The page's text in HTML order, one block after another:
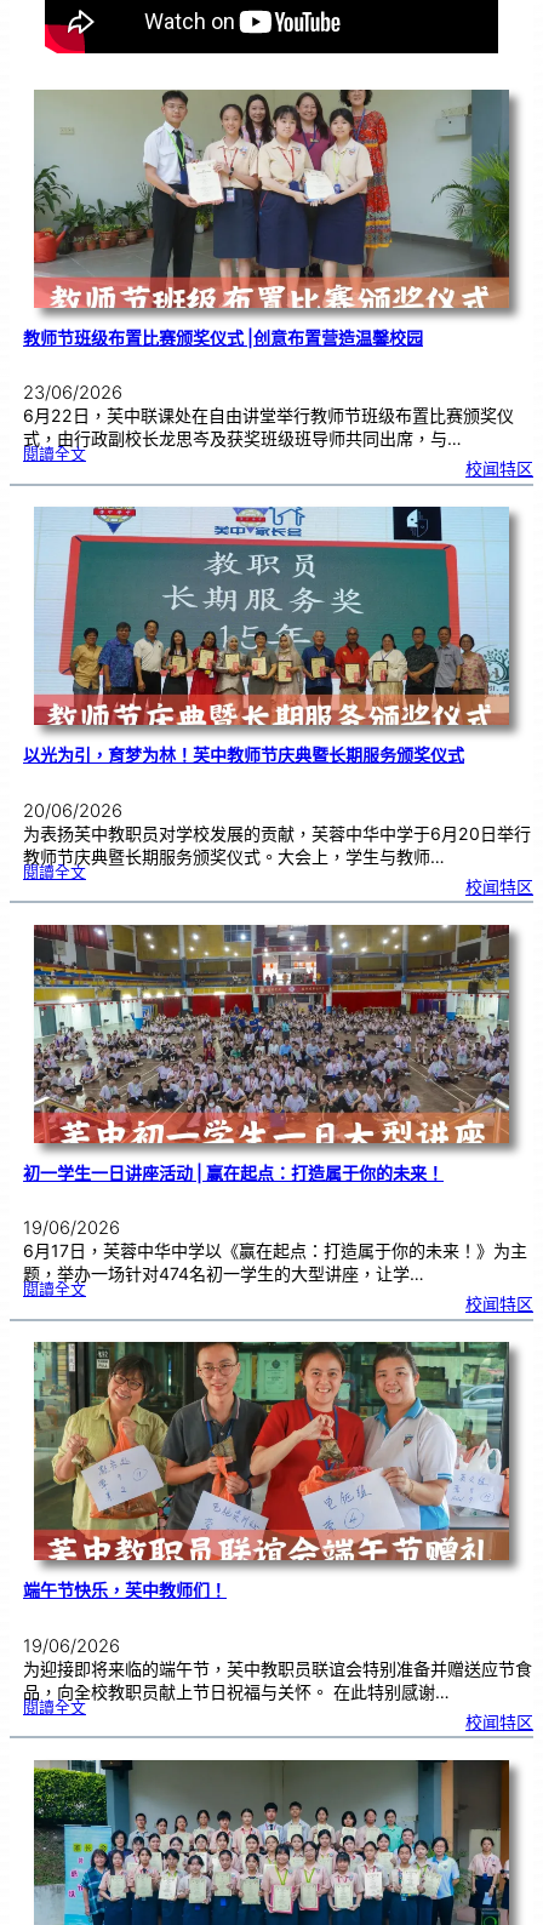
教师节班级布置比赛颁奖仪式 |创意布置营造温馨校园
23/06/2026
6月22日，芙中联课处在自由讲堂举行教师节班级布置比赛颁奖仪
式，由行政副校长龙思岑及获奖班级班导师共同出席，与…
閱讀全文:教
班
布
置
比
颁
奖
温
馨
校
园
校闻特区
以光为引，育梦为林！芙中教师节庆典暨长期服务颁奖仪式
20/06/2026
为表扬芙中教职员对学校发展的贡献，芙蓉中华中学于6月20日举行
教师节庆典暨长期服务颁奖仪式。大会上，学生与教师…
閱讀全文:以
引
育
梦
为
林
芙
中
教
师
节
庆
典
暨
长
期
服
务
颁
奖
仪
式
校闻特区
初一学生一日讲座活动 | 赢在起点：打造属于你的未来！
19/06/2026
6月17日，芙蓉中华中学以《赢在起点：打造属于你的未来！》为主
题，举办一场针对474名初一学生的大型讲座，让学…
閱讀全文:初
生
日
讲
座
活
动
赢
在
起
点
：
打
造
属
于
你
的
未
来
！
校闻特区
端午节快乐，芙中教师们！
19/06/2026
为迎接即将来临的端午节，芙中教职员联谊会特别准备并赠送应节食
品，向全校教职员献上节日祝福与关怀。 在此特别感谢…
閱讀全文:端
快
，
芙
中
教
师
们
！
校闻特区